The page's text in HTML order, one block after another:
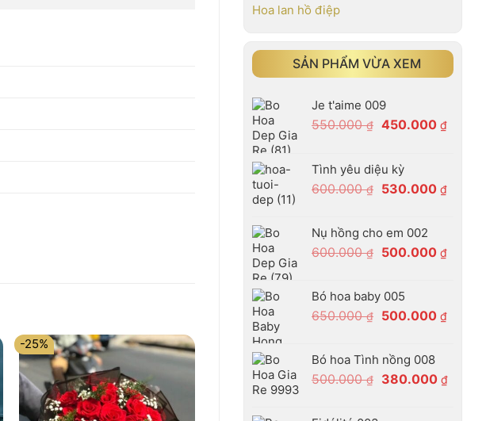
Hoa lan hồ điệp
SẢN PHẨM VỪA XEM
Je t'aime 009
550.000₫ Giá
550.000 ₫.
450.000 ₫Giá
Tình yêu diệu kỳ
600.000₫
Giá
600.000 ₫.
530.000 ₫Giá
Nụ hồng cho em 002
600.000₫
Giá
600.000 ₫.
500.000 ₫Giá
Bó hoa baby 005
650.000₫
Giá
650.000 ₫.
500.000 ₫Giá
Bó hoa Tình nồng 008
500.000₫
Giá
380.000 ₫Giá
-25%